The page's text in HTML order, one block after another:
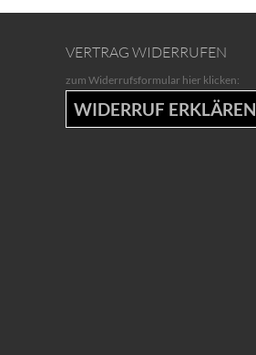
VERTRAG WIDERRUFEN
zum Widerrufsformular hier klicken:
WIDERRUF ERKLÄREN